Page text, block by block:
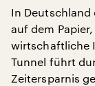
In Deutschland
auf dem
wirtschaftliche
Tunnel führt
Zeitersparnis